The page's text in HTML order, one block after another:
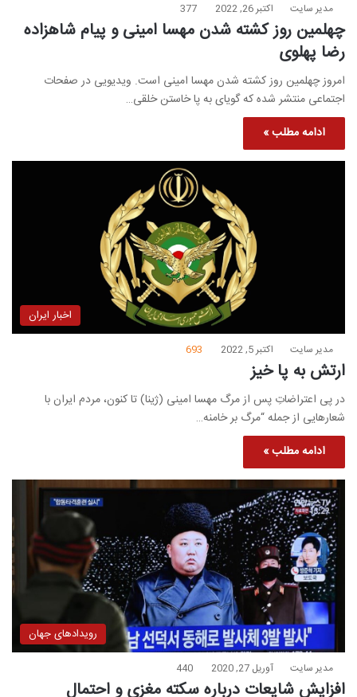
مدیر سایت اکتبر 26, 2022 377
چهلمین روز کشته شدن مهسا امینی و پیام شاهزاده
رضا پهلوی
امروز چهلمین روز کشته شدن مهسا امینی است. ویدیویی در صفحات
اجتماعی منتشر شده که گویای به پا خاستن خلقی…
ادامه مطلب »
اخبار ایران
مدیر سایت اکتبر 5, 2022 693
ارتش به پا خیز
در پی اعتراضاتِ پس از مرگ مهسا امینی (ژینا) تا کنون، مردم ایران با
شعارهایی از جمله “مرگ بر خامنه…
ادامه مطلب »
رویدادهای جهان
مدیر سایت آوریل 27, 2020 440
افزایش شایعات درباره سکته مغزی و احتمال